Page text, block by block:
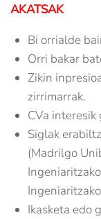
AKATSAK
Bi orrialde
Orri bakar
Zikin
zirrimarrak.
CVa interesik
Siglak
(Madrilgo
Ikasketa edo